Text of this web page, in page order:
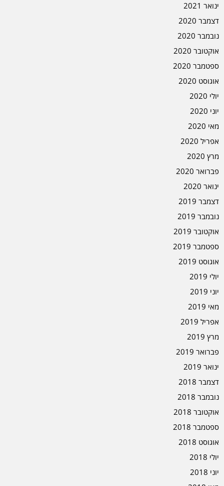
ינואר 2021
דצמבר 2020
נובמבר 2020
אוקטובר 2020
ספטמבר 2020
אוגוסט 2020
יולי 2020
יוני 2020
מאי 2020
אפריל 2020
מרץ 2020
פברואר 2020
ינואר 2020
דצמבר 2019
נובמבר 2019
אוקטובר 2019
ספטמבר 2019
אוגוסט 2019
יולי 2019
יוני 2019
מאי 2019
אפריל 2019
מרץ 2019
פברואר 2019
ינואר 2019
דצמבר 2018
נובמבר 2018
אוקטובר 2018
ספטמבר 2018
אוגוסט 2018
יולי 2018
יוני 2018